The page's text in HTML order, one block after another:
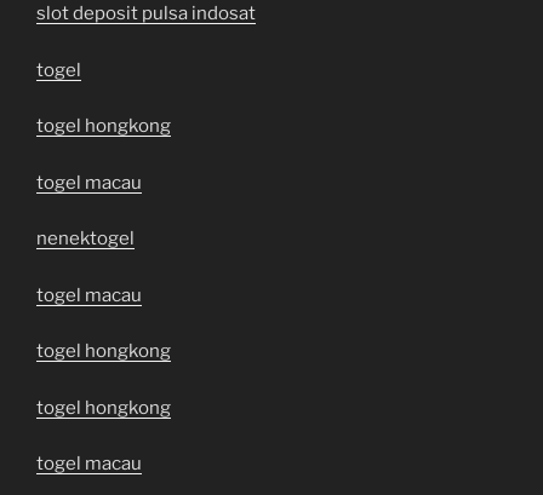
slot deposit pulsa indosat
togel
togel hongkong
togel macau
nenektogel
togel macau
togel hongkong
togel hongkong
togel macau